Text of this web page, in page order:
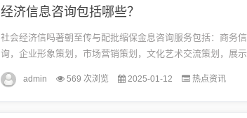
经济信息咨询包括哪些？
社会经济信吗著朝至传与配批缩保金息咨询服务包括：商务
询，企业形象策划，市场营销策划，文化艺术交流策划，展
制作，计算机网络工程。具体说来，指接受委托，为客户量
admin 569 次浏览 2025-01-12 热点资讯